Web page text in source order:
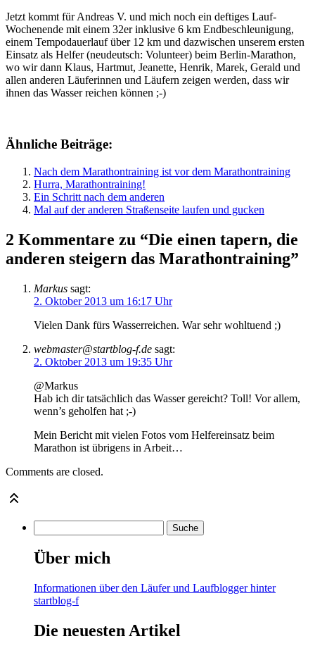
Jetzt kommt für Andreas V. und mich noch ein deftiges Lauf-
Wochenende mit einem 32er inklusive 6 km Endbeschleunigung,
einem Tempodauerlauf über 12 km und dazwischen unserem ersten
Einsatz als Helfer (neudeutsch: Volunteer) beim Berlin-Marathon,
wo wir dann Klaus, Hartmut, Jeanette, Henrik, Marek, Gerald und
allen anderen Läuferinnen und Läufern zeigen werden, dass wir
ihnen das Wasser reichen können ;-)
Ähnliche Beiträge:
Nach dem Marathontraining ist vor dem Marathontraining
Hurra, Marathontraining!
Ein Schritt nach dem anderen
Mal auf der anderen Straßenseite laufen und gucken
2 Kommentare zu “Die einen tapern, die
anderen steigern das Marathontraining”
Markus sagt:
2. Oktober 2013 um 16:17 Uhr
Vielen Dank fürs Wasserreichen. War sehr wohltuend ;)
webmaster@startblog-f.de sagt:
2. Oktober 2013 um 19:35 Uhr
@Markus
Hab ich dir tatsächlich das Wasser gereicht? Toll! Vor allem,
wenn’s geholfen hat ;-)
Mein Bericht mit vielen Fotos vom Helfereinsatz beim
Marathon ist übrigens in Arbeit…
Comments are closed.
Über mich
Informationen über den Läufer und Laufblogger hinter
startblog-f
Die neuesten Artikel